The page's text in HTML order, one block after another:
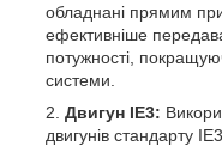
обладнані прямим
ефективніше
потужності,
системи.
Двигун IE3:
двигунів стандарту